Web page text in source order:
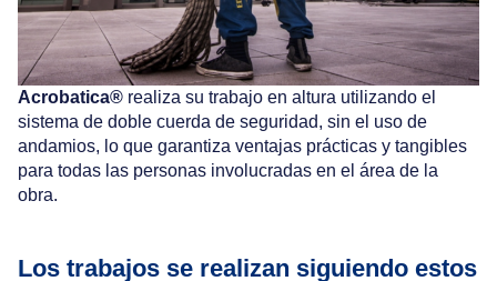
Acrobatica® realiza su trabajo en altura utilizando el
sistema de doble cuerda de seguridad, sin el uso de
andamios, lo que garantiza ventajas prácticas y tangibles
para todas las personas involucradas en el área de la
obra.
Los trabajos se realizan siguiendo estos